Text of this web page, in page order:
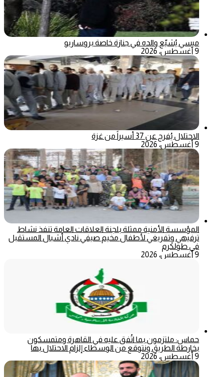
ميسي يُشيّع والده في جنازة خاصة بروساريو
9 أغسطس، 2026
الاحتلال يُفرج عن 37 أسيراً من غزة
9 أغسطس، 2026
المؤسسة الأمنية ممثلة بلجنة العلاقات العامة تنفذ نشاط
ترفيهي وتفريغي لأطفال مخيم صيفي نادي أشبال المستقبل
في طولكرم
9 أغسطس، 2026
حماس: ملتزمون بما اتُفق عليه في القاهرة ومتمسكون
بخارطة الطريق ونتوقع من الوسطاء إلزام الاحتلال بها
9 أغسطس، 2026